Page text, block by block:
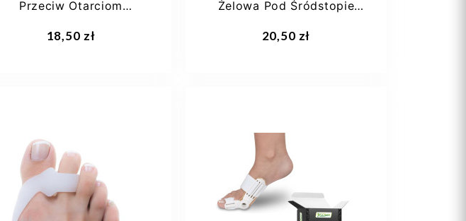
Przeciw Otarciom
18,50 zł
Żelowa Pod Śródstopie
20,50 zł